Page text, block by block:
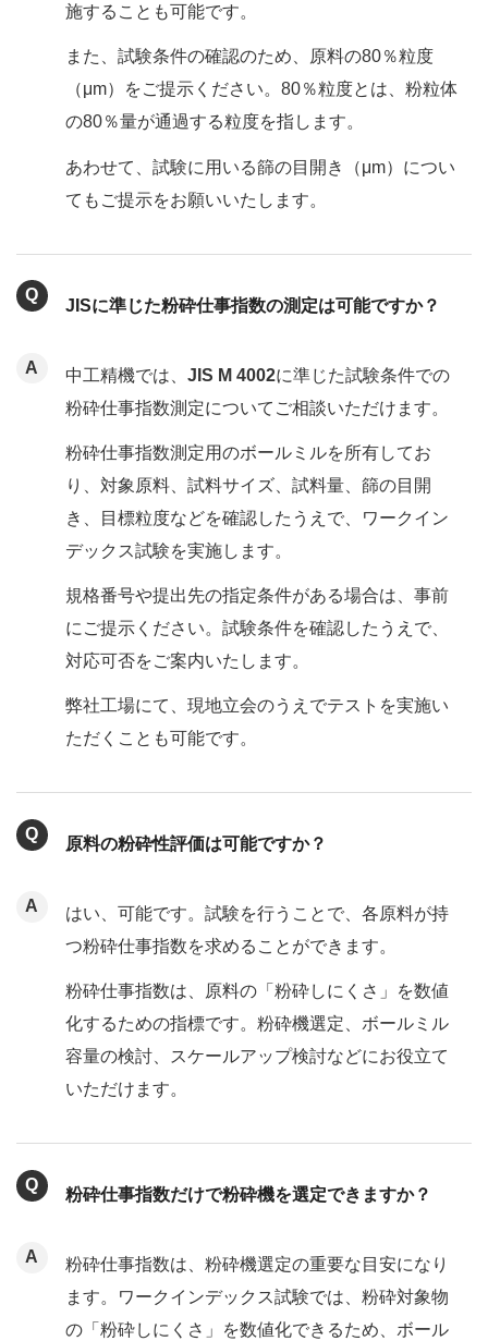
施することも可能です。
また、試験条件の確認のため、原料の80％粒度
（μm）をご提示ください。80％粒度とは、粉粒体
の80％量が通過する粒度を指します。
あわせて、試験に用いる篩の目開き（μm）につい
てもご提示をお願いいたします。
JISに準じた粉砕仕事指数の測定は可能ですか？
中工精機では、 JIS M 4002に準じた試験条件での
粉砕仕事指数測定についてご相談いただけます。
粉砕仕事指数測定用のボールミルを所有してお
り、対象原料、試料サイズ、試料量、篩の目開
き、目標粒度などを確認したうえで、ワークイン
デックス試験を実施します。
規格番号や提出先の指定条件がある場合は、事前
にご提示ください。試験条件を確認したうえで、
対応可否をご案内いたします。
弊社工場にて、現地立会のうえでテストを実施い
ただくことも可能です。
原料の粉砕性評価は可能ですか？
はい、可能です。試験を行うことで、各原料が持
つ粉砕仕事指数を求めることができます。
粉砕仕事指数は、原料の「粉砕しにくさ」を数値
化するための指標です。粉砕機選定、ボールミル
容量の検討、スケールアップ検討などにお役立て
いただけます。
粉砕仕事指数だけで粉砕機を選定できますか？
粉砕仕事指数は、粉砕機選定の重要な目安になり
ます。ワークインデックス試験では、粉砕対象物
の「粉砕しにくさ」を数値化できるため、ボール